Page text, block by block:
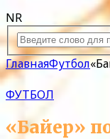
NR
ГлавнаяФутбол
ФУТБОЛ
«Байер»